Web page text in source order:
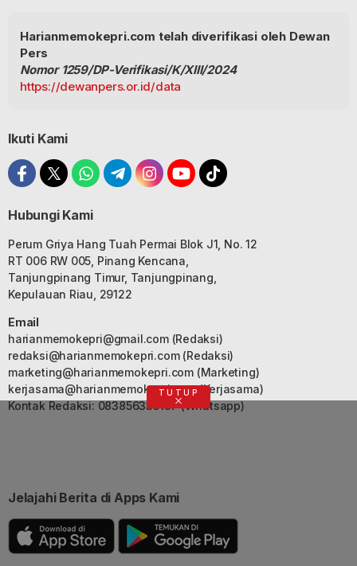
Harianmemokepri.com telah diverifikasi oleh Dewan
Pers
Nomor 1259/DP-Verifikasi/K/XIII/2024
https://dewanpers.or.id/data
Ikuti Kami
Hubungi Kami
Perum Griya Hang Tuah Permai Blok J1, No. 12
RT 006 RW 005, Pinang Kencana,
Tanjungpinang Timur, Tanjungpinang,
Kepulauan Riau, 29122
Email
harianmemokepri@gmail.com(Redaksi)
redaksi@harianmemokepri.com(Redaksi)
marketing@harianmemokepri.com(Marketing)
kerjasama@harianmemokepri.com(Kerjasama)
Kontak Redaksi: 083856335187 (Whatsapp)
Jelajahi Berita di Apps Kami
TUTUP